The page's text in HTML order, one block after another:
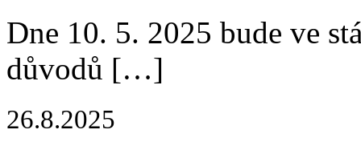
Dne 10. 5. 2025 bude ve
důvodů […]
26.8.2025